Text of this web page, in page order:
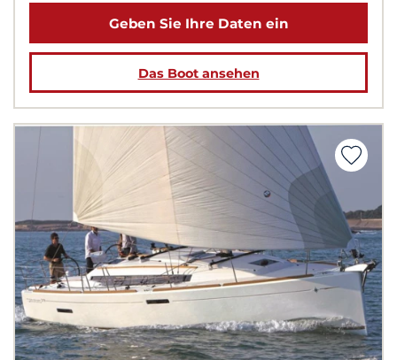
Geben Sie Ihre Daten ein
Das Boot ansehen